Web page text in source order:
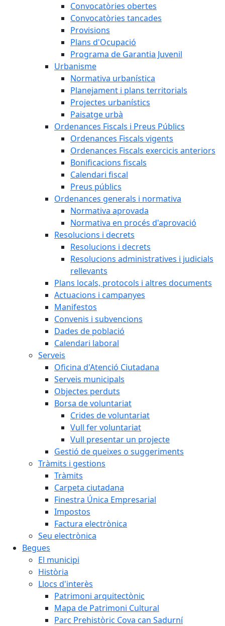
Convocatòries obertes
Convocatòries tancades
Provisions
Plans d'Ocupació
Programa de Garantia Juvenil
Urbanisme
Normativa urbanística
Planejament i plans territorials
Projectes urbanístics
Paisatge urbà
Ordenances Fiscals i Preus Públics
Ordenances Fiscals vigents
Ordenances Fiscals exercicis anteriors
Bonificacions fiscals
Calendari fiscal
Preus públics
Ordenances generals i normativa
Normativa aprovada
Normativa en procés d'aprovació
Resolucions i decrets
Resolucions i decrets
Resolucions administratives i judicials
rellevants
Plans locals, protocols i altres documents
Actuacions i campanyes
Manifestos
Convenis i subvencions
Dades de població
Calendari laboral
Serveis
Oficina d'Atenció Ciutadana
Serveis municipals
Objectes perduts
Borsa de voluntariat
Crides de voluntariat
Vull fer voluntariat
Vull presentar un projecte
Gestió de queixes o suggeriments
Tràmits i gestions
Tràmits
Carpeta ciutadana
Finestra Única Empresarial
Impostos
Factura electrònica
Seu electrònica
Begues
El municipi
Història
Llocs d'interès
Patrimoni arquitectònic
Mapa de Patrimoni Cultural
Parc Prehistòric Cova can Sadurní